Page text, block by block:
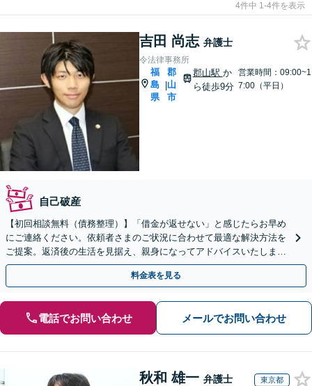
4件中 1-4件を表示
吉田 尚志 弁護士
令法律事務所
福
島
県
|
郡
山
市
郡山駅 か
ら徒歩9分
営業時間：09:00~1
7:00（平日）
自己破産
【初回相談無料（債務整理）】「借金が返せない」と感じたらお早め
にご連絡ください。依頼者さまのご状況に合わせて最適な解決方法を
ご提案。返済後の生活を見据え、親身になってアドバイスいたしま
す。【分割払い可能】【法テラス利用可能】
料金表を見る
電話でお問い合わせ メールでお問い合わせ
秋和 雄一 弁護士 東京都